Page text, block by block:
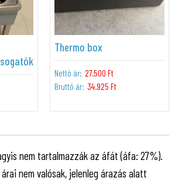
Thermo box
Nettó ár: 27.500 Ft
Bruttó ár: 34.925 Ft
nem tartalmazzák az áfát (áfa: 27%).
nem valósak, jelenleg árazás alatt